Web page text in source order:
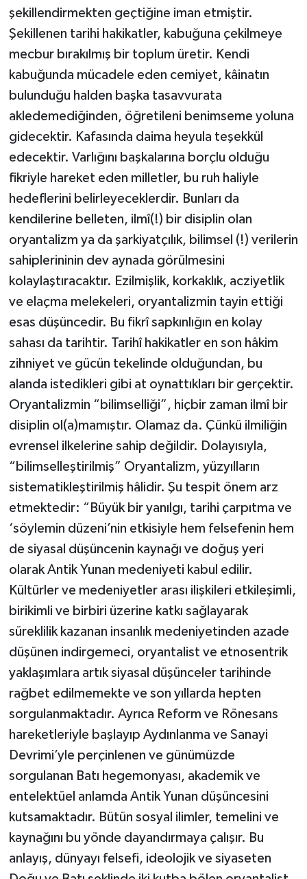
şekillendirmekten geçtiğine iman etmiştir.
Şekillenen tarihi hakikatler, kabuğuna çekilmeye
mecbur bırakılmış bir toplum üretir. Kendi
kabuğunda mücadele eden cemiyet, kâinatın
bulunduğu halden başka tasavvurata
akledemediğinden, öğretileni benimseme yoluna
gidecektir. Kafasında daima heyula teşekkül
edecektir. Varlığını başkalarına borçlu olduğu
fikriyle hareket eden milletler, bu ruh haliyle
hedeflerini belirleyeceklerdir. Bunları da
kendilerine belleten, ilmî(!) bir disiplin olan
oryantalizm ya da şarkiyatçılık, bilimsel (!) verilerin
sahiplerininin dev aynada görülmesini
kolaylaştıracaktır. Ezilmişlik, korkaklık, acziyetlik
ve elaçma melekeleri, oryantalizmin tayin ettiği
esas düşüncedir. Bu fikrî sapkınlığın en kolay
sahası da tarihtir. Tarihî hakikatler en son hâkim
zihniyet ve gücün tekelinde olduğundan, bu
alanda istedikleri gibi at oynattıkları bir gerçektir.
Oryantalizmin “bilimselliği”, hiçbir zaman ilmî bir
disiplin ol(a)mamıştır. Olamaz da. Çünkü ilmiliğin
evrensel ilkelerine sahip değildir. Dolayısıyla,
“bilimselleştirilmiş” Oryantalizm, yüzyılların
sistematikleştirilmiş hâlidir. Şu tespit önem arz
etmektedir: “Büyük bir yanılgı, tarihi çarpıtma ve
‘söylemin düzeni’nin etkisiyle hem felsefenin hem
de siyasal düşüncenin kaynağı ve doğuş yeri
olarak Antik Yunan medeniyeti kabul edilir.
Kültürler ve medeniyetler arası ilişkileri etkileşimli,
birikimli ve birbiri üzerine katkı sağlayarak
süreklilik kazanan insanlık medeniyetinden azade
düşünen indirgemeci, oryantalist ve etnosentrik
yaklaşımlara artık siyasal düşünceler tarihinde
rağbet edilmemekte ve son yıllarda hepten
sorgulanmaktadır. Ayrıca Reform ve Rönesans
hareketleriyle başlayıp Aydınlanma ve Sanayi
Devrimi’yle perçinlenen ve günümüzde
sorgulanan Batı hegemonyası, akademik ve
entelektüel anlamda Antik Yunan düşüncesini
kutsamaktadır. Bütün sosyal ilimler, temelini ve
kaynağını bu yönde dayandırmaya çalışır. Bu
anlayış, dünyayı felsefi, ideolojik ve siyaseten